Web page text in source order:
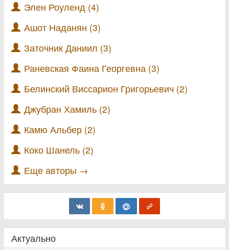
Элен Роуленд (4)
Ашот Наданян (3)
Заточник Даниил (3)
Раневская Фаина Георгевна (3)
Белинский Виссарион Григорьевич (2)
Джубран Хамиль (2)
Камю Альбер (2)
Коко Шанель (2)
Еще авторы →
Актуально